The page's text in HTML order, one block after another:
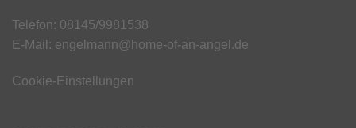
Telefon: 08145/9981538
E-Mail: engelmann@home-of-an-angel.de
Cookie-Einstellungen